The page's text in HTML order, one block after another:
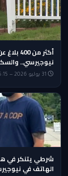
أكثر
نيوجيرسي..
الهاتف في